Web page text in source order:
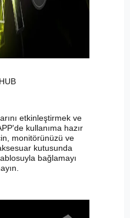
etkinleştirmek ve
kullanıma hazır
monitörünüzü ve
kutusunda
bağlamayı